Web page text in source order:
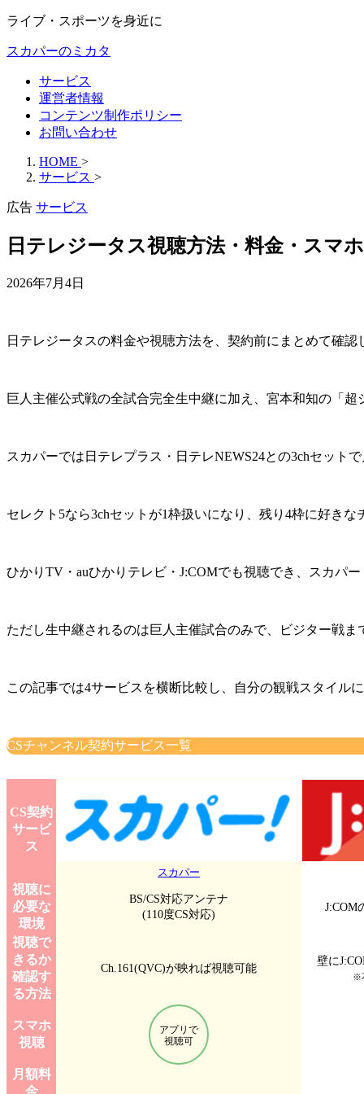
ライブ・スポーツを身近に
スカパーのミカタ
サービス
運営者情報
コンテンツ制作ポリシー
お問い合わせ
HOME >
サービス >
広告 サービス
日テレジータス視聴方法・料金・スマ
2026年7月4日
日テレジータスの料金や視聴方法を、契約前にまとめて確
巨人主催公式戦の全試合完全生中継に加え、宮本和知の「
スカパーでは日テレプラス・日テレNEWS24との3chセット
セレクト5なら3chセットが1枠扱いになり、残り4枠に好きな
ひかりTV・auひかりテレビ・J:COMでも視聴でき、スカパ
ただし生中継されるのは巨人主催試合のみで、ビジター戦
この記事では4サービスを横断比較し、自分の観戦スタイル
CSチャンネル契約サービス一覧
CS契約
サービ
ス
スカパー
視聴に
必要な
環境
BS/CS対応アンテナ
(110度CS対応)
J:COM
視聴で
きるか
確認す
る方法
Ch.161(QVC)が映れば視聴可能
壁に
※
スマホ
視聴
アプリで
視聴可
月額料
金